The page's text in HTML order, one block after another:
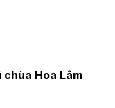
Hoa Lâm